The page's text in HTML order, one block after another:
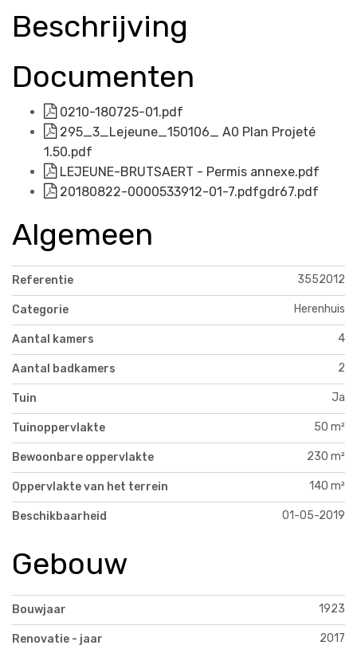
Beschrijving
Documenten
0210-180725-01.pdf
295_3_Lejeune_150106_ A0 Plan Projeté
1.50.pdf
LEJEUNE-BRUTSAERT - Permis annexe.pdf
20180822-0000533912-01-7.pdfgdr67.pdf
Algemeen
Referentie 3552012
Categorie Herenhuis
Aantal kamers 4
Aantal badkamers 2
Tuin Ja
Tuinoppervlakte 50 m²
Bewoonbare oppervlakte 230 m²
Oppervlakte van het terrein 140 m²
Beschikbaarheid 01-05-2019
Gebouw
Bouwjaar 1923
Renovatie - jaar 2017